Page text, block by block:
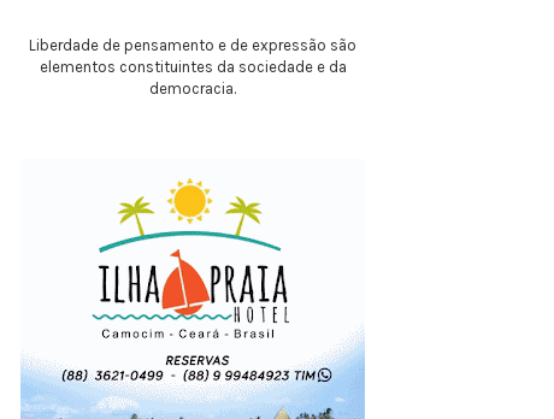
Liberdade de pensamento e de expressão são
elementos constituintes da sociedade e da
democracia.